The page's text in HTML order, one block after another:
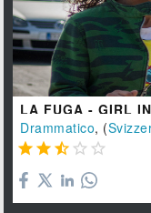
LA FUGA - GIRL
Drammatico, (
    